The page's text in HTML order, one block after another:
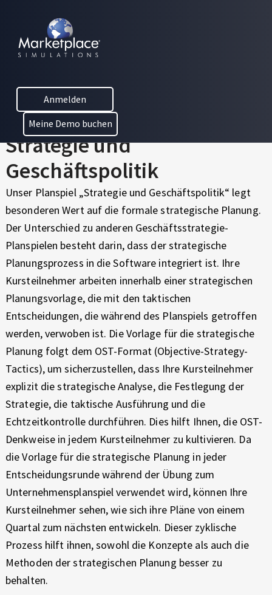
C
T
I
O
T
H
O
U
G
H
E
P
E
R
I
C
E
Anmelden
Meine Demo buchen
A
T
E
G
I
E
U
N
D
G
E
S
C
H
Ä
F
T
S
P
O
Strategie und
Geschäftspolitik
Unser Planspiel „Strategie und Geschäftspolitik“ legt
besonderen Wert auf die formale strategische Planung.
Der Unterschied zu anderen Geschäftsstrategie-
Planspielen besteht darin, dass der strategische
Planungsprozess in die Software integriert ist. Ihre
Kursteilnehmer arbeiten innerhalb einer strategischen
Planungsvorlage, die mit den taktischen
Entscheidungen, die während des Planspiels getroffen
werden, verwoben ist. Die Vorlage für die strategische
Planung folgt dem OST-Format (Objective-Strategy-
Tactics), um sicherzustellen, dass Ihre Kursteilnehmer
explizit die strategische Analyse, die Festlegung der
Strategie, die taktische Ausführung und die
Echtzeitkontrolle durchführen. Dies hilft Ihnen, die OST-
Denkweise in jedem Kursteilnehmer zu kultivieren. Da
die Vorlage für die strategische Planung in jeder
Entscheidungsrunde während der Übung zum
Unternehmensplanspiel verwendet wird, können Ihre
Kursteilnehmer sehen, wie sich ihre Pläne von einem
Quartal zum nächsten entwickeln. Dieser zyklische
Prozess hilft ihnen, sowohl die Konzepte als auch die
Methoden der strategischen Planung besser zu
behalten.